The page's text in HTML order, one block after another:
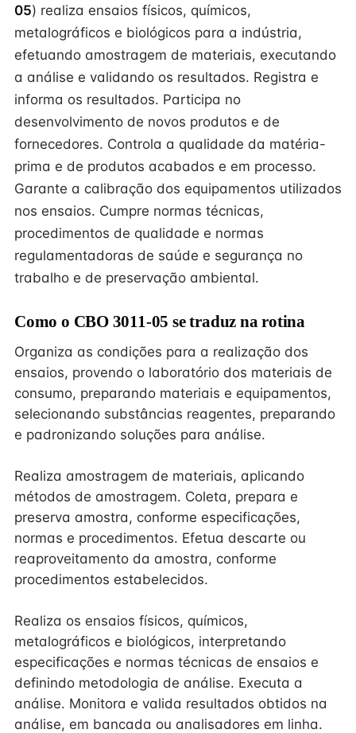
05) realiza ensaios físicos, químicos,
metalográficos e biológicos para a indústria,
efetuando amostragem de materiais, executando
a análise e validando os resultados. Registra e
informa os resultados. Participa no
desenvolvimento de novos produtos e de
fornecedores. Controla a qualidade da matéria-
prima e de produtos acabados e em processo.
Garante a calibração dos equipamentos utilizados
nos ensaios. Cumpre normas técnicas,
procedimentos de qualidade e normas
regulamentadoras de saúde e segurança no
trabalho e de preservação ambiental.
Como o CBO 3011-05 se traduz na rotina
Organiza as condições para a realização dos
ensaios, provendo o laboratório dos materiais de
consumo, preparando materiais e equipamentos,
selecionando substâncias reagentes, preparando
e padronizando soluções para análise.
Realiza amostragem de materiais, aplicando
métodos de amostragem. Coleta, prepara e
preserva amostra, conforme especificações,
normas e procedimentos. Efetua descarte ou
reaproveitamento da amostra, conforme
procedimentos estabelecidos.
Realiza os ensaios físicos, químicos,
metalográficos e biológicos, interpretando
especificações e normas técnicas de ensaios e
definindo metodologia de análise. Executa a
análise. Monitora e valida resultados obtidos na
análise, em bancada ou analisadores em linha.